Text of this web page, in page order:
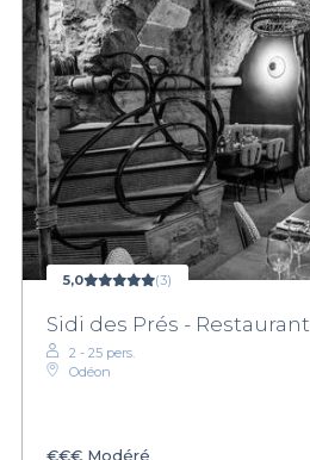
5,0 (3)
Sidi des Prés - Restaurant
2 - 25 pers.
Odéon
€€€ Modéré